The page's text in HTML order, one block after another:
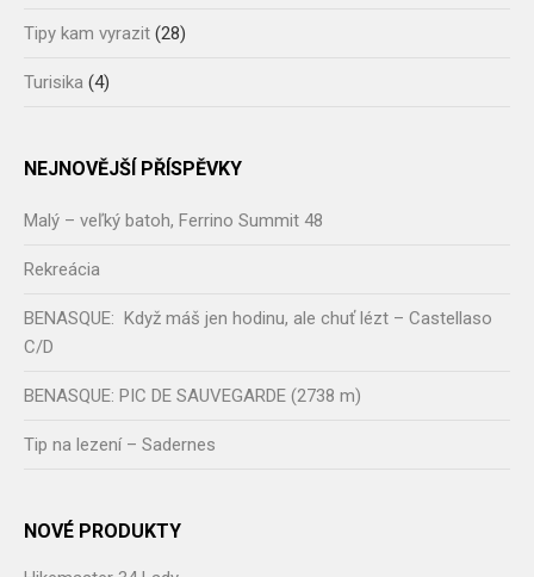
Tipy kam vyrazit (28)
Turisika (4)
NEJNOVĚJŠÍ PŘÍSPĚVKY
Malý – veľký batoh, Ferrino Summit 48
Rekreácia
BENASQUE: Když máš jen hodinu, ale chuť lézt – Castellaso
C/D
BENASQUE: PIC DE SAUVEGARDE (2738 m)
Tip na lezení – Sadernes
NOVÉ PRODUKTY